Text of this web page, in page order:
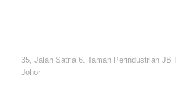
35, Jalan Satria 6. Taman Perindustrian JB
Johor